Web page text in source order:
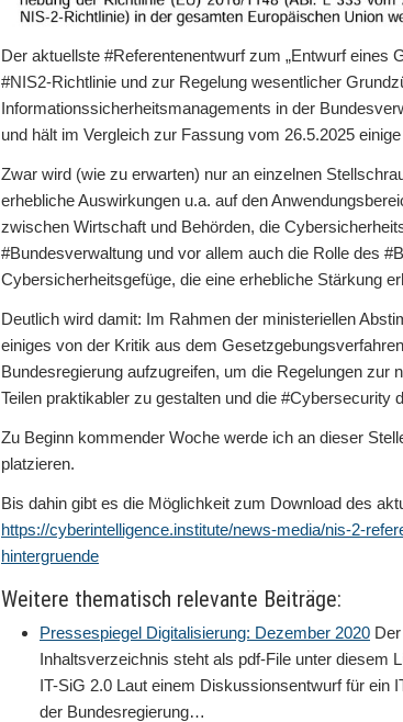
Der aktuellste #Referentenentwurf zum „Entwurf eines
#NIS2-Richtlinie und zur Regelung wesentlicher
Informationssicherheitsmanagements in der
und hält im Vergleich zur Fassung vom 26.5.2025
Zwar wird (wie zu erwarten) nur an einzelnen
erhebliche Auswirkungen u.a. auf den
zwischen Wirtschaft und Behörden, die
#Bundesverwaltung und vor allem auch die Rolle des
Cybersicherheitsgefüge, die eine erhebliche Stärkung
Deutlich wird damit: Im Rahmen der ministeriellen
einiges von der Kritik aus dem
Bundesregierung aufzugreifen, um die Regelungen zur
Teilen praktikabler zu gestalten und die #Cybersecurity
Zu Beginn kommender Woche werde ich an dieser
platzieren.
Bis dahin gibt es die Möglichkeit zum Download des
https://cyberintelligence.institute/news-media/nis-2-
hintergruende
Weitere thematisch relevante Beiträge:
Pressespiegel Digitalisierung: Dezember 2020
Inhaltsverzeichnis steht als pdf-File unter diesem
IT-SiG 2.0 Laut einem Diskussionsentwurf für ein
der Bundesregierung…